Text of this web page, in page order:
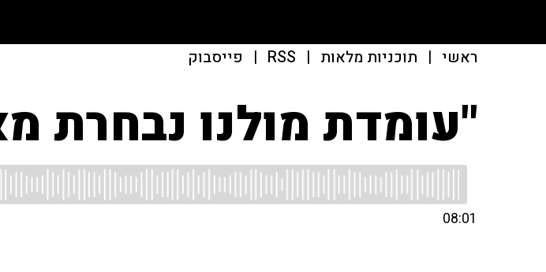
ראשי | תוכניות מלאות |
RSS
| פייסבוק
"עומדת מולנו נבחרת
08:01